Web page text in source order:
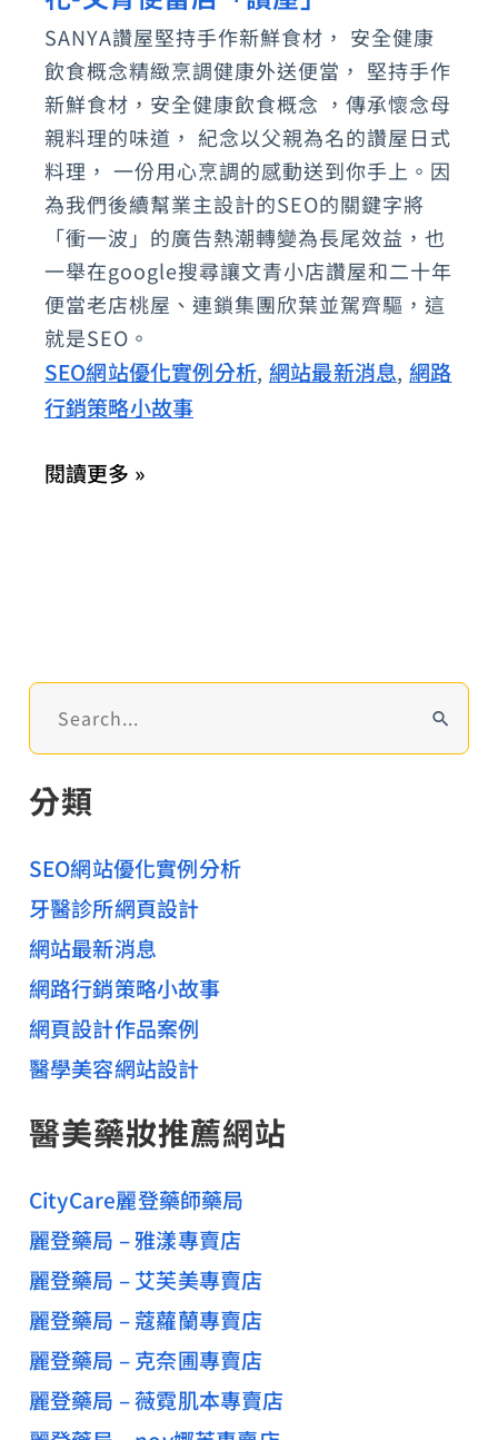
SANYA讚屋堅持手作新鮮食材， 安全健康
飲食概念精緻烹調健康外送便當， 堅持手作
新鮮食材，安全健康飲食概念 ，傳承懷念母
親料理的味道， 紀念以父親為名的讚屋日式
料理， 一份用心烹調的感動送到你手上。因
為我們後續幫業主設計的SEO的關鍵字將
「衝一波」的廣告熱潮轉變為長尾效益，也
一舉在google搜尋讓文青小店讚屋和二十年
便當老店桃屋、連鎖集團欣葉並駕齊驅，這
就是SEO。
SEO網站優化實例分析, 網站最新消息, 網路
行銷策略小故事
行
銷
的
廣
告
效
益
就
像
滿
開
的
櫻
花-
「讚
閱讀更多 »
尋
鍵
字
:
分類
SEO網站優化實例分析
牙醫診所網頁設計
網站最新消息
網路行銷策略小故事
網頁設計作品案例
醫學美容網站設計
醫美藥妝推薦網站
CityCare麗登藥師藥局
麗登藥局 – 雅漾專賣店
麗登藥局 – 艾芙美專賣店
麗登藥局 – 蔻蘿蘭專賣店
麗登藥局 – 克奈圃專賣店
麗登藥局 – 薇霓肌本專賣店